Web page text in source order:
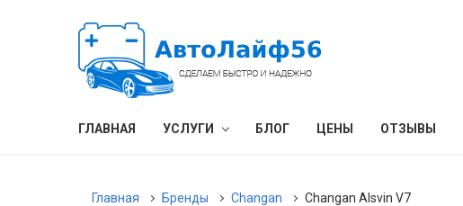
ГЛАВНАЯ УСЛУГИ БЛОГ ЦЕНЫ ОТЗЫВЫ
Главная Бренды Changan Changan Alsvin V7